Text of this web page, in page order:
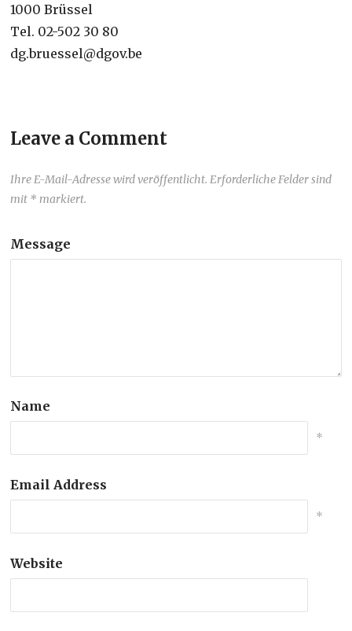
1000 Brüssel
Tel. 02-502 30 80
dg.bruessel@dgov.be
Leave a Comment
Ihre E-Mail-Adresse wird veröffentlicht. Erforderliche Felder sind
mit * markiert.
Message
Name
*
Email Address
*
Website